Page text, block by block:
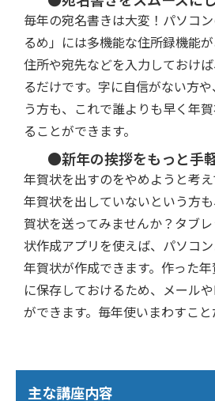
毎年の宛名書きは大変！パソコ
るめ」には多機能な住所録機能が
住所や宛先などを入力しておけ
るだけです。字に自信がない方
う方も、これで誰よりも早く年
ることができます。
●新年の挨拶をもっと手
年賀状を出すのをやめようと考
年賀状を出していないという方
賀状を送ってみませんか？タブ
状作成アプリを使えば、パソコ
年賀状が作成できます。作った
に保存しておけるため、メール
ができます。毎年使いまわすこと
主な講座内容